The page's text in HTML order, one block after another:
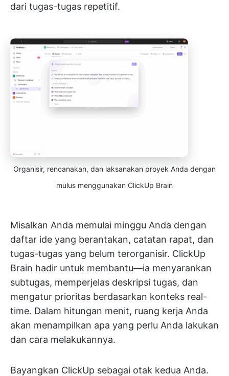
dari tugas-tugas repetitif.
Organisir, rencanakan, dan laksanakan proyek Anda dengan
mulus menggunakan ClickUp Brain
Misalkan Anda memulai minggu Anda dengan
daftar ide yang berantakan, catatan rapat, dan
tugas-tugas yang belum terorganisir. ClickUp
Brain hadir untuk membantu—ia menyarankan
subtugas, memperjelas deskripsi tugas, dan
mengatur prioritas berdasarkan konteks real-
time. Dalam hitungan menit, ruang kerja Anda
akan menampilkan apa yang perlu Anda lakukan
dan cara melakukannya.
Bayangkan ClickUp sebagai otak kedua Anda.